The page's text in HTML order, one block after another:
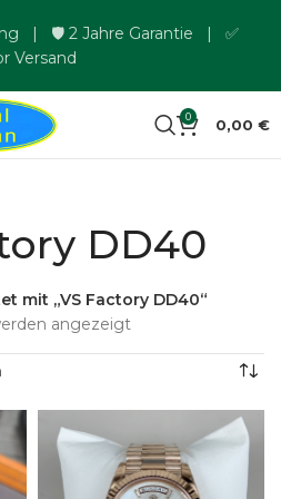
0 0,00 €
DD40
mit „VS Factory DD40“
angezeigt
| 🛡️ 2 Jahre Garantie | ✅
Versand